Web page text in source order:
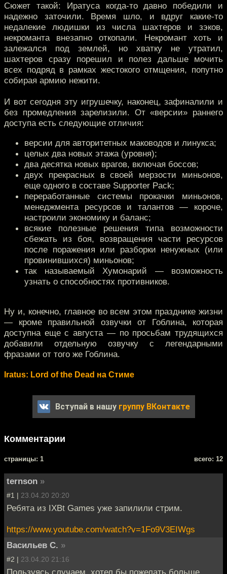
Сюжет такой: Иратуса когда-то давно победили и
надежно заточили. Время шло, и вдруг какие-то
недалекие людишки из числа шахтеров и зэков,
некроманта внезапно откопали. Некромант хоть и
залежался под землей, но хватку не утратил,
шахтеров сразу порешил и полез дальше мочить
всех подряд в рамках жестокого отмщения, попутно
собирая армию нежити.
И вот сегодня эту игрушечку, наконец, зафиналили и
без промедления зарелизили. От «версии» раннего
доступа есть следующие отличия:
версии для авторитетных маководов и линукса;
целых два новых этажа (уровня);
два десятка новых врагов, включая боссов;
двух прекрасных в своей мерзости миньонов,
еще одного в составе Supporter Pack;
переработанные системы прокачки миньонов,
менеджмента ресурсов и талантов — короче,
настроили экономику и баланс;
всякие полезные решения типа возможности
сбежать из боя, возвращения части ресурсов
после поражения или разборки ненужных (или
провинившихся) миньонов;
так называемый Хумонарий — возможность
узнать о способностях противников.
Ну и, конечно, главное во всем этом празднике жизни
— кроме правильной озвучки от Гоблина, которая
доступна еще с августа — по просьбам трудящихся
добавили отдельную озвучку с легендарными
фразами от того же Гоблина.
Iratus: Lord of the Dead на Стиме
Вступай в нашу группу ВКонтакте
Комментарии
cтраницы: 1 всего: 12
ternson »
#1 | 23.04.20 20:20
Ребята из IXBt Games уже запилили стрим.
https://www.youtube.com/watch?v=1Fo9V3EIWgs
Васильев С. »
#2 | 23.04.20 21:16